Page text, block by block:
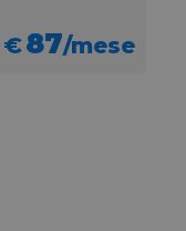
€87/mese